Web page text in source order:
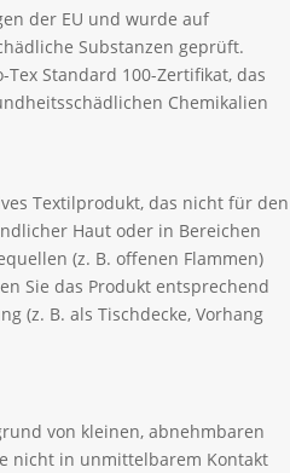
der EU und wurde auf
Substanzen geprüft.
Standard 100-Zertifikat, das
Chemikalien
Textilprodukt, das nicht für den
Haut oder in Bereichen
(z. B. offenen Flammen)
Sie das Produkt entsprechend
(z. B. als Tischdecke, Vorhang
von kleinen, abnehmbaren
nicht in unmittelbarem Kontakt